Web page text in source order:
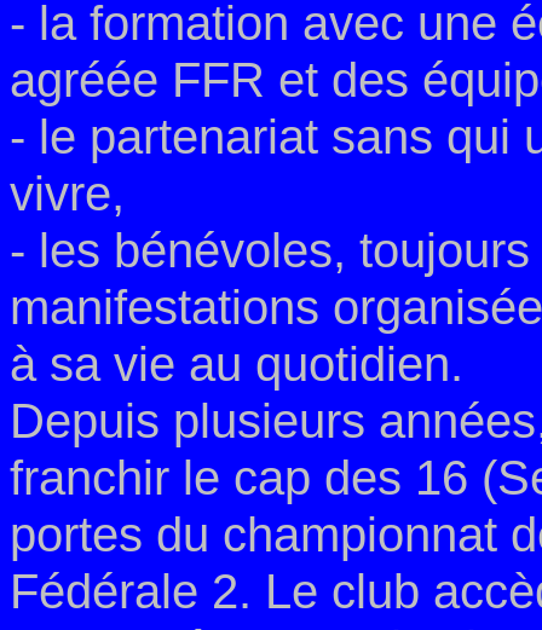
- la formation avec une
agréée FFR et des
- le partenariat sans qui
vivre,
- les bénévoles,
manifestations
à sa vie au quotidien.
Depuis plusieurs
franchir le cap des 16
portes du championnat
Fédérale 2. Le club